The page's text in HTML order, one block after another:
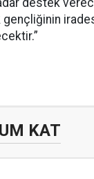
gençliğinin
KAT